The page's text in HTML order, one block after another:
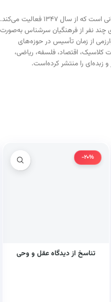
سال ۱۳۴۷ فعالیت می‌کند.
با همکاری چند نفر از فرهنگیان سرشناس به‌صورت
از زمان تأسیس در حوزه‌های
کلاسیک، اقتصاد، فلسفه، ریاضی،
زبده‌ای را منتشر کرده‌است.
-20%
تناسخ از دیدگاه عقل و وحی